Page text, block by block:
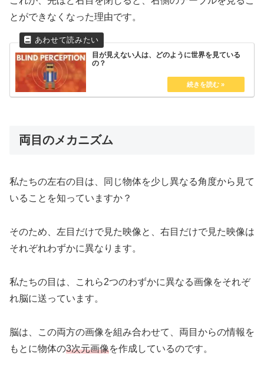
とができなくなった理由です。
目が見えない人は、どのように世界を見ている
の？
両目のメカニズム
私たちの左右の目は、同じ物体を少し異なる角度から見て
いることを知っていますか？
そのため、左目だけで見た映像と、右目だけで見た映像は
それぞれわずかに異なります。
私たちの目は、これら2つのわずかに異なる画像をそれぞ
れ脳に送っています。
脳は、この両方の画像を組み合わせて、両目からの情報を
もとに物体の3次元画像を作成しているのです。